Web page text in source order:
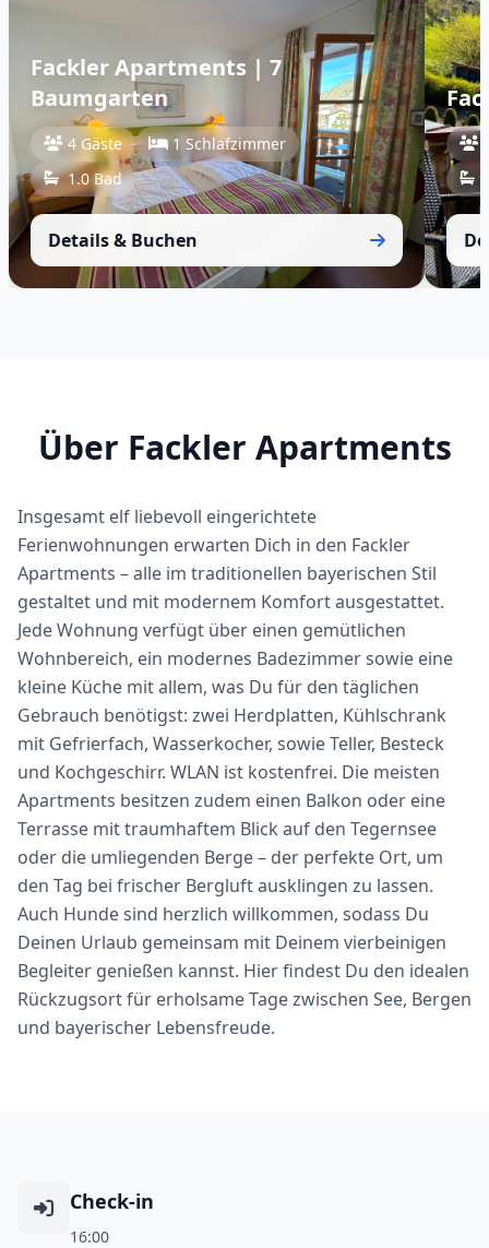
Fackler Apartments | 7
Baumgarten
4 Gäste
1 Schlafzimmer
1.0 Bad
Details & Buchen
Über Fackler Apartments
Insgesamt elf liebevoll eingerichtete
Ferienwohnungen erwarten Dich in den Fackler
Apartments – alle im traditionellen bayerischen Stil
gestaltet und mit modernem Komfort ausgestattet.
Jede Wohnung verfügt über einen gemütlichen
Wohnbereich, ein modernes Badezimmer sowie eine
kleine Küche mit allem, was Du für den täglichen
Gebrauch benötigst: zwei Herdplatten, Kühlschrank
mit Gefrierfach, Wasserkocher, sowie Teller, Besteck
und Kochgeschirr. WLAN ist kostenfrei. Die meisten
Apartments besitzen zudem einen Balkon oder eine
Terrasse mit traumhaftem Blick auf den Tegernsee
oder die umliegenden Berge – der perfekte Ort, um
den Tag bei frischer Bergluft ausklingen zu lassen.
Auch Hunde sind herzlich willkommen, sodass Du
Deinen Urlaub gemeinsam mit Deinem vierbeinigen
Begleiter genießen kannst. Hier findest Du den idealen
Rückzugsort für erholsame Tage zwischen See, Bergen
und bayerischer Lebensfreude.
Check-in
16:00